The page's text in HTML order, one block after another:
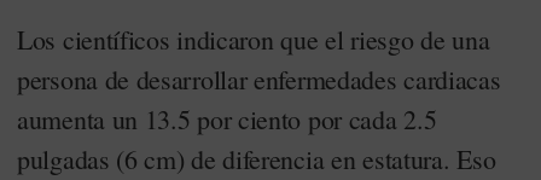
Los científicos indicaron que el riesgo de una
persona de desarrollar enfermedades cardiacas
aumenta un 13.5 por ciento por cada 2.5
pulgadas (6 cm) de diferencia en estatura. Eso